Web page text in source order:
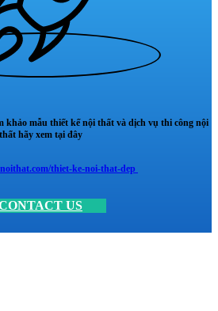
khảo mẫu thiết kế nội thất và dịch vụ thi công nội
thất hãy xem tại đây
thiet-ke-noi-that-dep
US